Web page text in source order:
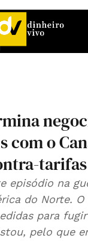
com o
tarifas
episódio na
do Norte. O
para
pelo que